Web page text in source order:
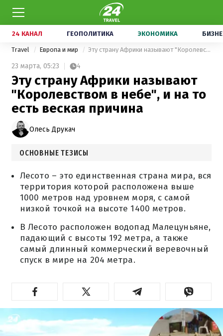
24 КАНАЛ ГЕОПОЛИТИКА ЭКОНОМИКА
Travel Европа и мир Эту страну Африки называют "Королевством в небе", и на то есть веская причина
23 марта, 05:23 4
Эту страну Африки называют
"Королевством в небе", и на то
есть веская причина
Олесь Друкач
ОСНОВНЫЕ ТЕЗИСЫ
Лесото – это единственная страна мира, вся
территория которой расположена выше
1000 метров над уровнем моря, с самой
низкой точкой на высоте 1400 метров.
В Лесото расположен водопад Малецуньяне,
падающий с высоты 192 метра, а также
самый длинный коммерческий веревочный
спуск в мире на 204 метра.